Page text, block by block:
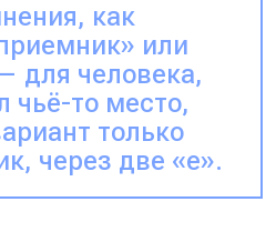
как
или
для человека,
чьё-то место,
только
через две «е».